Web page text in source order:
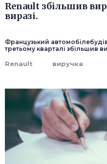
Renault збільшив
виразі.
Французький
третьому кварталі збільшив
Renault виручка